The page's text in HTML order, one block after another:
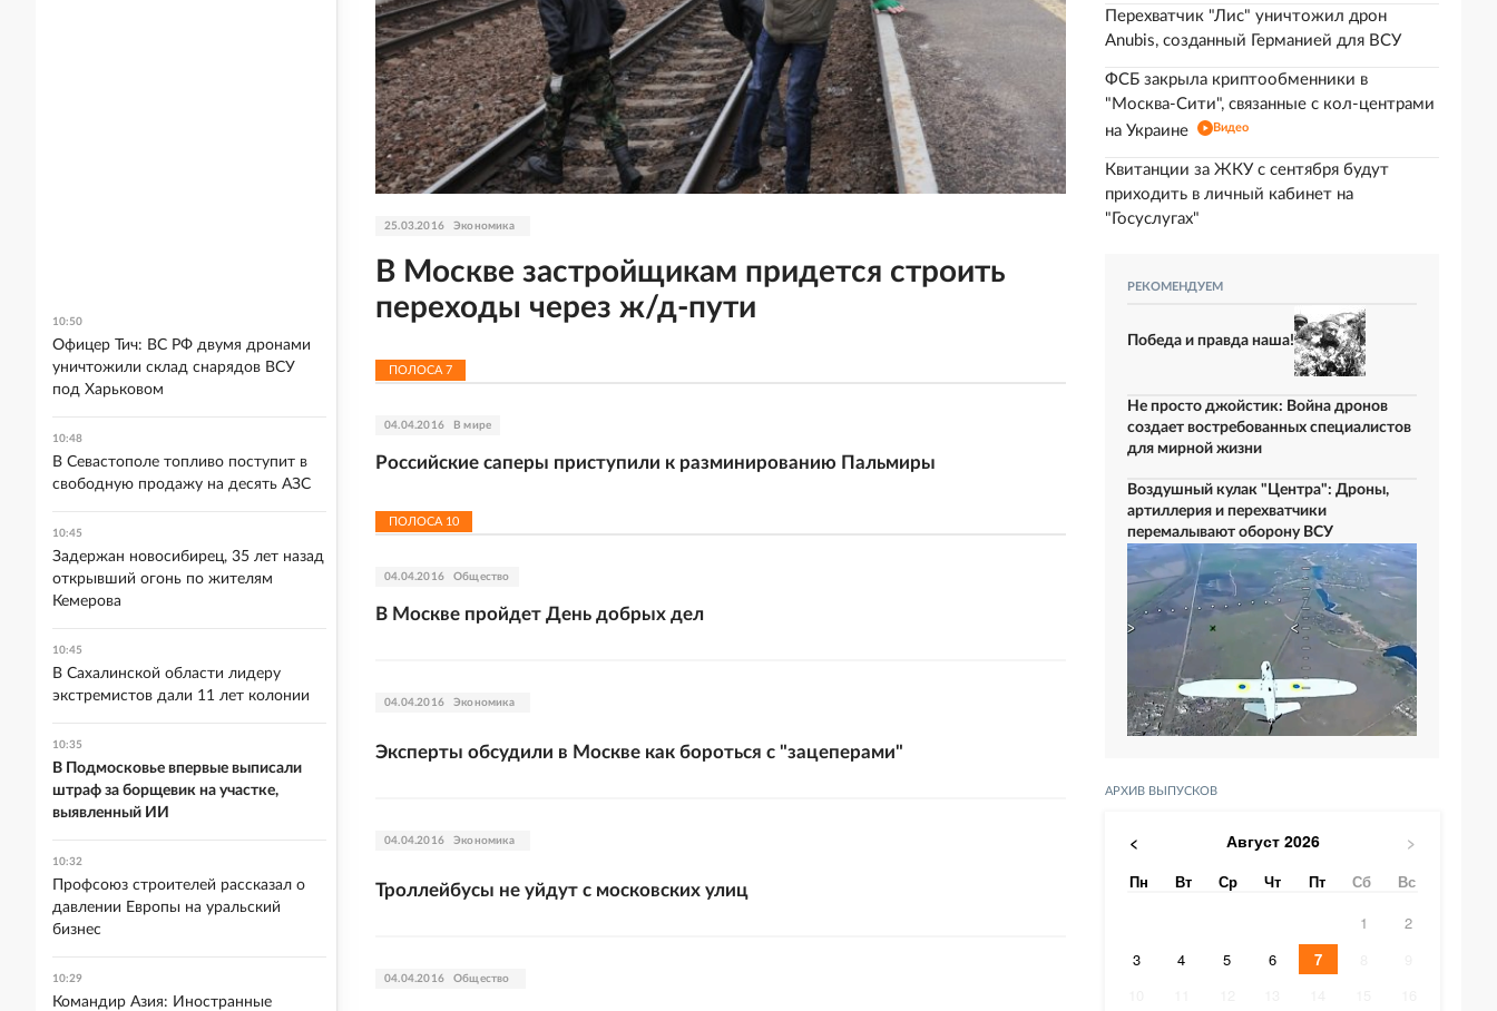
25.03.2016 Экономика
В Москве застройщикам придется строить
переходы через ж/д-пути
ПОЛОСА7
04.04.2016 В мире
Российские саперы приступили к разминированию Пальмиры
ПОЛОСА 10
04.04.2016 Общество
В Москве пройдет День добрых дел
04.04.2016 Экономика
Эксперты обсудили в Москве как бороться с "зацеперами"
04.04.2016 Экономика
Троллейбусы не уйдут с московских улиц
04.04.2016 Общество
Перехватчик "Лис" уничтожил дрон
Anubis, созданный Германией для ВСУ
ФСБ закрыла криптообменники в
"Москва-Сити", связанные с кол-центрами
на Украине
Видео
Квитанции за ЖКУ с сентября будут
приходить в личный кабинет на
"Госуслугах"
РЕКОМЕНДУЕМ
Победа и правда наша!
Не просто джойстик: Война дронов
создает востребованных специалистов
для мирной жизни
Воздушный кулак "Центра": Дроны,
артиллерия и перехватчики
перемалывают оборону ВСУ
АРХИВ ВЫПУСКОВ
< Август 2026 >
Пн Вт Ср Чт Пт Сб
Вс
1
2
3
4 5 6 7
10:50
Офицер Тич: ВС РФ двумя дронами
уничтожили склад снарядов ВСУ
под Харьковом
10:48
В Севастополе топливо поступит в
свободную продажу на десять АЗС
10:45
Задержан новосибирец, 35 лет назад
открывший огонь по жителям
Кемерова
10:45
В Сахалинской области лидеру
экстремистов дали 11 лет колонии
10:35
В Подмосковье впервые выписали
штраф за борщевик на участке,
выявленный ИИ
10:32
Профсоюз строителей рассказал о
давлении Европы на уральский
бизнес
10:29
Командир Азия: Иностранные